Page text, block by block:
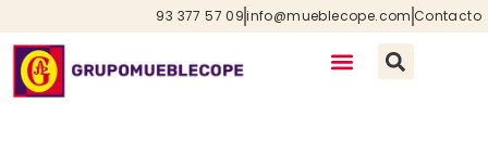
93 377 57 09info@mueblecope.com Contacto